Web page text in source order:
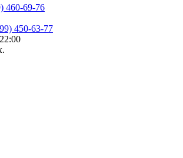
460-69-76
450-63-77